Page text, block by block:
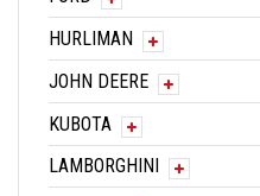
HURLIMAN
JOHN DEERE
KUBOTA
LAMBORGHINI